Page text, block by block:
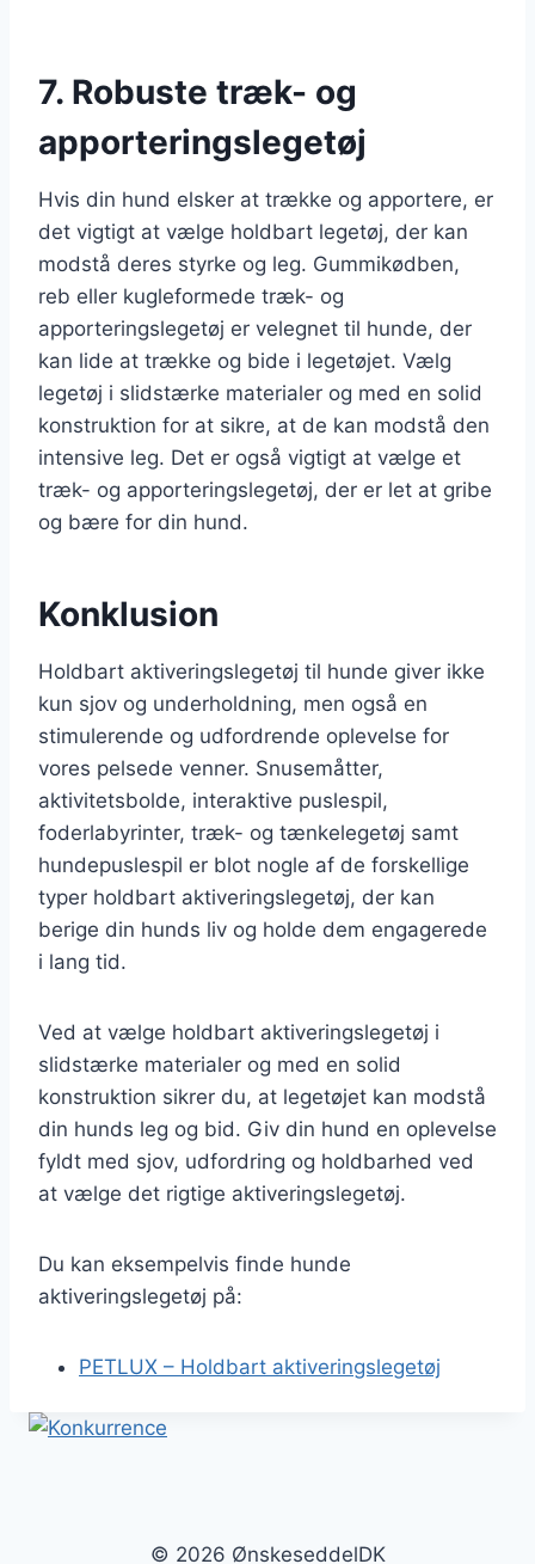
7. Robuste træk- og
apporteringslegetøj
Hvis din hund elsker at trække og apportere, er
det vigtigt at vælge holdbart legetøj, der kan
modstå deres styrke og leg. Gummikødben,
reb eller kugleformede træk- og
apporteringslegetøj er velegnet til hunde, der
kan lide at trække og bide i legetøjet. Vælg
legetøj i slidstærke materialer og med en solid
konstruktion for at sikre, at de kan modstå den
intensive leg. Det er også vigtigt at vælge et
træk- og apporteringslegetøj, der er let at gribe
og bære for din hund.
Konklusion
Holdbart aktiveringslegetøj til hunde giver ikke
kun sjov og underholdning, men også en
stimulerende og udfordrende oplevelse for
vores pelsede venner. Snusemåtter,
aktivitetsbolde, interaktive puslespil,
foderlabyrinter, træk- og tænkelegetøj samt
hundepuslespil er blot nogle af de forskellige
typer holdbart aktiveringslegetøj, der kan
berige din hunds liv og holde dem engagerede
i lang tid.
Ved at vælge holdbart aktiveringslegetøj i
slidstærke materialer og med en solid
konstruktion sikrer du, at legetøjet kan modstå
din hunds leg og bid. Giv din hund en oplevelse
fyldt med sjov, udfordring og holdbarhed ved
at vælge det rigtige aktiveringslegetøj.
Du kan eksempelvis finde hunde
aktiveringslegetøj på:
PETLUX – Holdbart aktiveringslegetøj
© 2026 ØnskeseddelDK